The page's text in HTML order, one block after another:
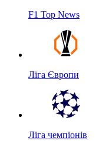
F1 Top News
Ліга Європи
Ліга чемпіонів